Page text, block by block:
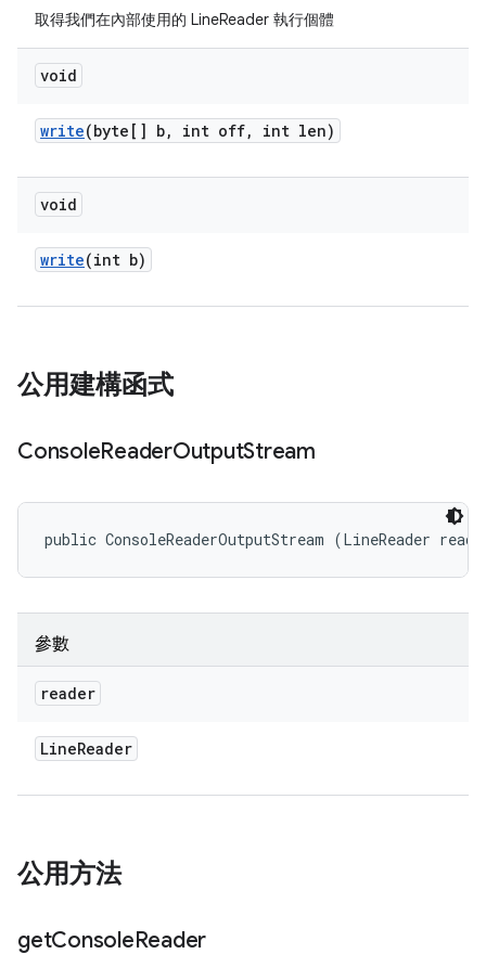
取得我們在內部使用的 LineReader 執行個體
void
write(byte[] b, int off, int len)
void
write(int b)
公用建構函式
ConsoleReaderOutputStream
public ConsoleReaderOutputStream (LineReader
參數
reader
LineReader
公用方法
getConsoleReader